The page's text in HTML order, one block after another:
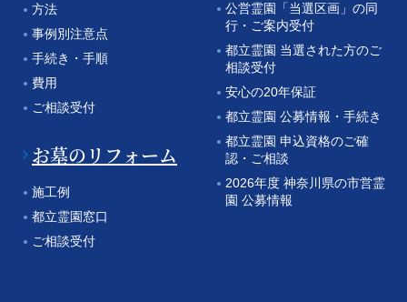
方法
事例別注意点
手続き・手順
費用
ご相談受付
お墓のリフォーム
施工例
都立霊園窓口
ご相談受付
公営霊園「当選区画」の同
行・ご案内受付
都立霊園 当選された方のご
相談受付
安心の20年保証
都立霊園 公募情報・手続き
都立霊園 申込資格のご確
認・ご相談
2026年度 神奈川県の市営霊
園 公募情報